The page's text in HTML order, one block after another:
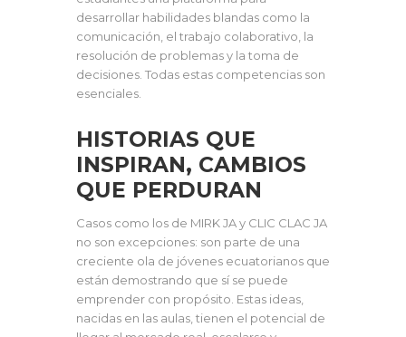
desarrollar habilidades blandas como la
comunicación, el trabajo colaborativo, la
resolución de problemas y la toma de
decisiones. Todas estas competencias son
esenciales.
HISTORIAS QUE
INSPIRAN, CAMBIOS
QUE PERDURAN
Casos como los de MIRK JA y CLIC CLAC JA
no son excepciones: son parte de una
creciente ola de jóvenes ecuatorianos que
están demostrando que sí se puede
emprender con propósito. Estas ideas,
nacidas en las aulas, tienen el potencial de